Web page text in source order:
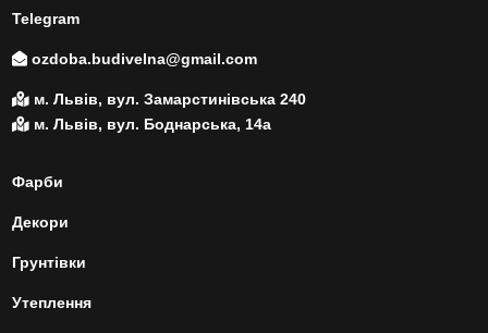
Telegram
ozdoba.budivelna@gmail.com
м. Львів, вул. Замарстинівська 240
м. Львів, вул. Боднарська, 14а
Фарби
Декори
Грунтівки
Утеплення